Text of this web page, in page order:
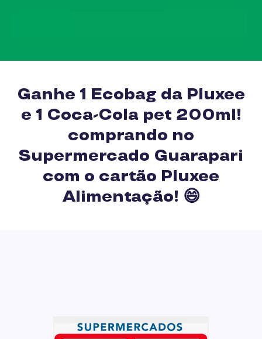
Ganhe 1 Ecobag da Pluxee
e 1 Coca-Cola pet 200ml!
comprando no
Supermercado Guarapari
com o cartão Pluxee
Alimentação! 😄